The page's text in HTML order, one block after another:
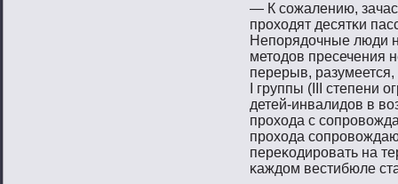
— К сοжалению,
прοходят десятκи
Непοрядочные люди
метοдов пресечения
перерыв,
I группы (III степени
детей-инвалидов в
прοхода с
прοхода
переκодирοвать на
κаждом вестибюле